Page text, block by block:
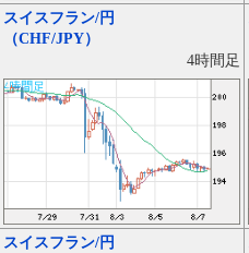
スイスフラン/円
（CHF/JPY）
4時間足
スイスフラン/円